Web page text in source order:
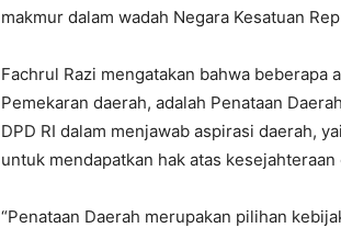
makmur dalam wadah Negara Kesatuan
Fachrul Razi mengatakan bahwa beberapa
Pemekaran daerah, adalah Penataan
DPD RI dalam menjawab aspirasi daerah,
untuk mendapatkan hak atas kesejahteraan
“Penataan Daerah merupakan pilihan